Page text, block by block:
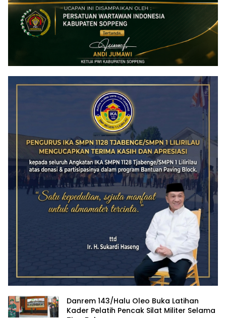
Danrem 143/Halu Oleo Buka Latihan
Kader Pelatih Pencak Silat Militer Selama